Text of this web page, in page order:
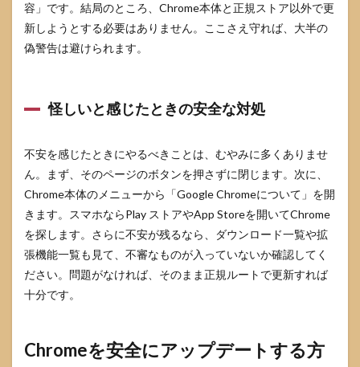
きの
判断
基準
きに
るべ
き行
動
参考
にし
た情
報源
容」です。結局のところ、Chrome本体と正規ストア以外で更
新しようとする必要はありません。ここさえ守れば、大半の
偽警告は避けられます。
怪しいと感じたときの安全な対処
不安を感じたときにやるべきことは、むやみに多くありませ
ん。まず、そのページのボタンを押さずに閉じます。次に、
Chrome本体のメニューから「Google Chromeについて」を開
きます。スマホならPlay ストアやApp Storeを開いてChrome
を探します。さらに不安が残るなら、ダウンロード一覧や拡
張機能一覧も見て、不審なものが入っていないか確認してく
ださい。問題がなければ、そのまま正規ルートで更新すれば
十分です。
Chromeを安全にアップデートする方